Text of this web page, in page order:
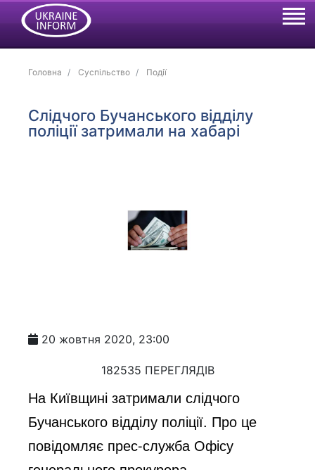
Головна Суспільство Події
Слідчого Бучанського відділу
поліції затримали на хабарі
20 жовтня 2020, 23:00
182535 ПЕРЕГЛЯДІВ
На Київщині затримали слідчого
Бучанського відділу поліції. Про це
повідомляє прес-служба Офісу